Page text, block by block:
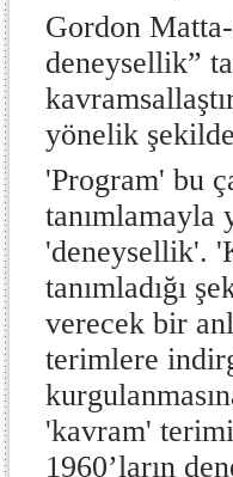
Gordon
deneysellik”
yönelik
'Program' bu
tanımlamayla
'deneysellik'.
tanımladığı
verecek bir
terimlere
'kavram'
1960’ların